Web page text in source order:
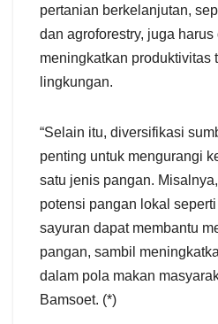
pertanian berkelanjutan,
dan agroforestry, juga
meningkatkan produktivitas
lingkungan.
“Selain itu, diversifikasi
penting untuk mengurangi
satu jenis pangan.
potensi pangan lokal
sayuran dapat membantu
pangan, sambil
dalam pola makan
Bamsoet. (*)